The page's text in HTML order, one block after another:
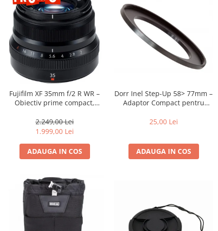
Alimentare auxiliara blitz
Protectie patina apa, ploaie
Bounce-uri, Softbox-uri
Ring-Flash Adaptor
Bracket-uri si suporti
Huse protectie blitz extern
Huse protectie filtre gel
Carduri memorie, Cititoare
Carduri memorie
Cititoare carduri
Grip-uri
Telecomenzi
LCD protectie
Recordere audio digitale
Fujifilm XF 35mm f/2 R WR –
Obiectiv prime compact,
intemperii pentru fotografie
de zi cu zi
2.249,00 Lei
1.999,00 Lei
ADAUGA IN COS
Dorr Inel Step-Up 58> 77mm –
Adaptor Compact pentru
25,00 Lei
ADAUGA IN COS